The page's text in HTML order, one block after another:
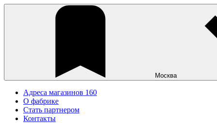
Москва
Адреса магазинов 160
О фабрике
Стать партнером
Контакты